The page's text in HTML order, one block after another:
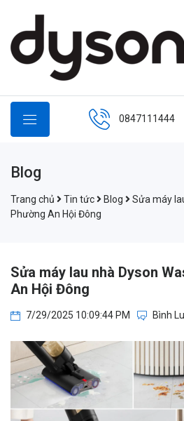
0847111444
Blog
Trang chủ Tin tức Blog
Sửa máy
Phường An Hội Đông
Sửa máy lau nhà Dyson
An Hội Đông
7/29/2025 10:09:44 PM Bình